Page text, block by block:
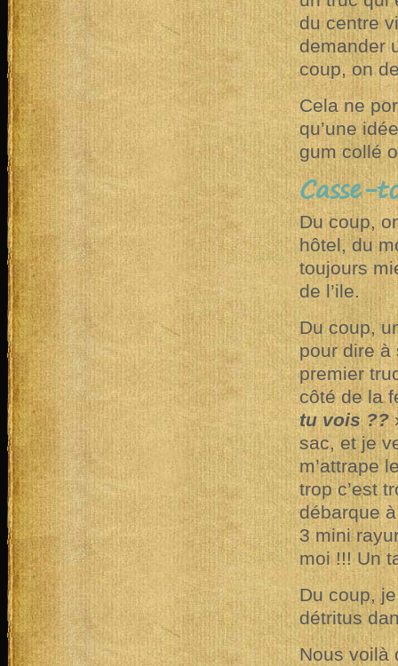
du centre
demander
coup, on
Cela ne
qu’une
gum collé
Casse-
Du coup,
hôtel, du
toujours
de l’ile.
Du coup,
pour dire à
premier
côté de la
tu vois ??
sac, et je
m’attrape
trop c’est
débarque
3 mini
moi !!! Un
Du coup,
détritus
Nous voilà